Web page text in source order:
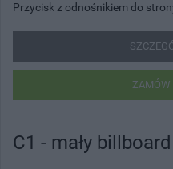
Przycisk z odnośnikiem do
ZAMÓW
C1 - mały billboard